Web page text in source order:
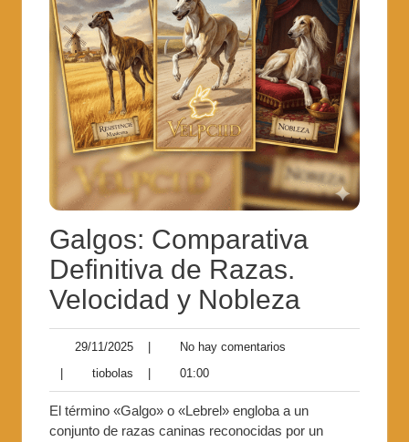
Galgos: Comparativa
Definitiva de Razas.
Velocidad y Nobleza
29/11/2025
No hay comentarios
tiobolas 01:00
El término «Galgo» o «Lebrel» engloba a un
conjunto de razas caninas reconocidas por un